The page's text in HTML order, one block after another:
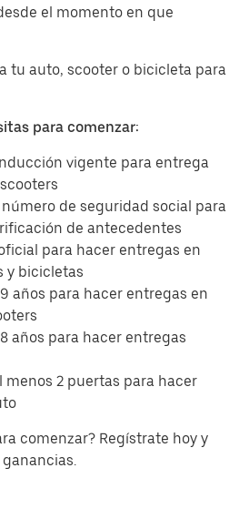
el momento en que
tu auto, scooter o bicicleta para
para comenzar:
vigente para entrega
de seguridad social para
de antecedentes
para hacer entregas en
y bicicletas
años para hacer entregas en
años para hacer entregas
menos 2 puertas para hacer
comenzar? Regístrate hoy y